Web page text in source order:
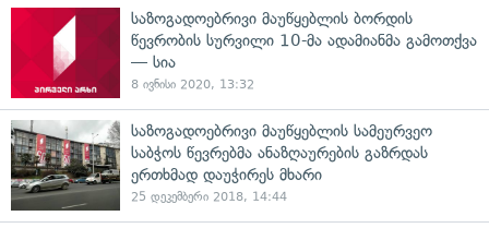
საზოგადოებრივი მაუწყებლის ბორდის
წევრობის სურვილი 10-მა ადამიანმა გამოთქვა
— სია
8 ივნისი 2020, 13:32
საზოგადოებრივი მაუწყებლის სამეურვეო
საბჭოს წევრებმა ანაზღაურების გაზრდას
ერთხმად დაუჭირეს მხარი
25 დეკემბერი 2018, 14:44